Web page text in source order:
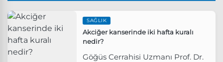
SAĞLIK
Akciğer kanserinde iki hafta kuralı
nedir?
Göğüs Cerrahisi Uzmanı Prof. Dr.